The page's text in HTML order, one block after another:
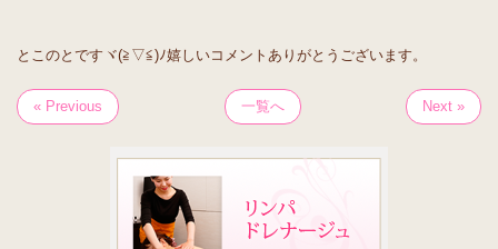
とこのとですヾ(≧▽≦)ﾉ嬉しいコメントありがとうございます。
« Previous 一覧へ Next »